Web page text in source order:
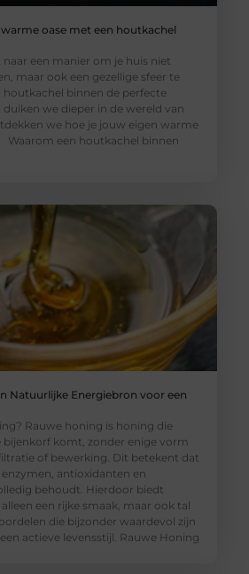
oase met een houtkachel
naar een manier om je huis niet
maar ook een gezellige sfeer te
houtkachel binnen de perfecte
duiken we dieper in de wereld van
we hoe je jouw eigen warme
Waarom een houtkachel binnen
Natuurlijke Energiebron voor een
Rauwe honing is honing die
bijenkorf komt, zonder enige vorm
of bewerking. Dit betekent dat
antioxidanten en
behoudt. Hierdoor biedt
een rijke smaak, maar ook tal
die bijzonder waardevol zijn
actieve levensstijl. Rauwe Honing